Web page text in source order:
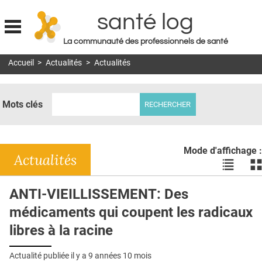
Jump to navigation
santé log
La communauté des professionnels de santé
MON COMPTE
DOSSIERS
RÉSEAUX
E-REVUE SAD
THÉMA
L'APP
Accueil > Actualités > Actualités
Mots clés
Mode d'affichage :
Voir
les
liste
les
Actualités
ANTI-VIEILLISSEMENT: Des
médicaments qui coupent les radicaux
libres à la racine
Actualité publiée il y a 9 années 10 mois